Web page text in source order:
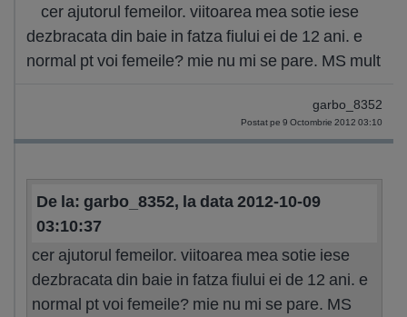
cer ajutorul femeilor. viitoarea mea sotie iese
dezbracata din baie in fatza fiului ei de 12 ani. e
normal pt voi femeile? mie nu mi se pare. MS mult
garbo_8352
Postat pe 9 Octombrie 2012 03:10
De la: garbo_8352, la data 2012-10-09
03:10:37
cer ajutorul femeilor. viitoarea mea sotie iese
dezbracata din baie in fatza fiului ei de 12 ani. e
normal pt voi femeile? mie nu mi se pare. MS